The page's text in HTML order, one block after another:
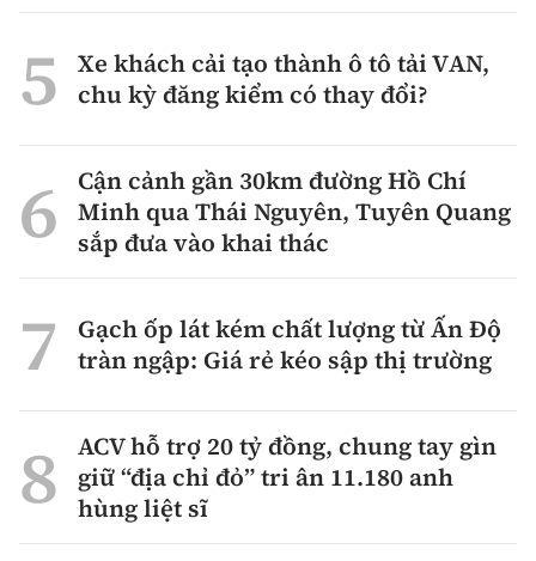
Xe khách cải tạo thành ô tô tải VAN,
chu kỳ đăng kiểm có thay đổi?
Cận cảnh gần 30km đường Hồ Chí
Minh qua Thái Nguyên, Tuyên Quang
sắp đưa vào khai thác
Gạch ốp lát kém chất lượng từ Ấn Độ
tràn ngập: Giá rẻ kéo sập thị trường
ACV hỗ trợ 20 tỷ đồng, chung tay gìn
giữ “địa chỉ đỏ” tri ân 11.180 anh
hùng liệt sĩ